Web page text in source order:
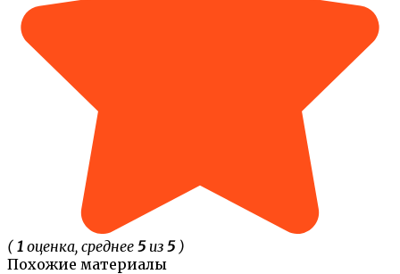
( 1 оценка, среднее 5из 5)
Похожие материалы